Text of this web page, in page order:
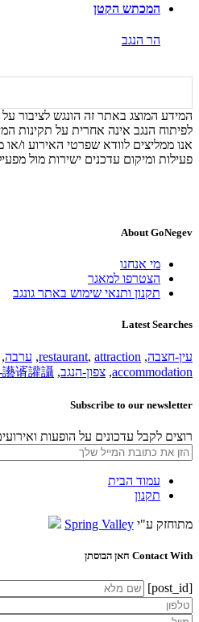
המכתש הקטן
הר הנגב
המידע המוצג באתר זה הונגש לציבור
לפיתוח הנגב אינה אחרית על תקינות
אנו ממליצים לוודא שפרטי האירוע ו/
פעילות ומיקום עדכנים ישירות מול
About GoNegev
מי אנחנו
הצטרפו למאגר
תקנון ותנאי שימוש באתר גונגב
Latest Searches
עין-חצבה,
restaurant, attraction
, ערבה,
accommodation
, צפון-הנגב,
讛谞讙讘
Subscribe to our newsletter
רוצים לקבל עדכונים על הופעות
עמוד הבית
תקנון
מתוחזק ע"י Spring Valley
Contact With חאן הבוסתן
[post_id]